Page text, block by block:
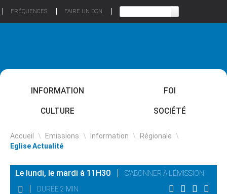
FRÉQUENCES FAIRE UN DON
INFORMATION FOI
CULTURE SOCIÉTÉ
Accueil \ Emissions \ Information \ Régionale \
Eglise Actualité
Le lundi, le mardi à 11H30
S'ABONNER À L'ÉMISSION
DURÉE 2 MIN